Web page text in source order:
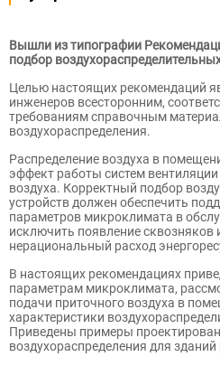
Вышли из типографии
подбор
Целью настоящих рекомендаций
инженеров всесторонним,
требованиям справочным
воздухораспределения.
Распределение воздуха в
эффект работы систем
воздуха. Корректный подбор
устройств должен обеспечить
параметров микроклимата в
исключить появление сквозняков
нерациональный расход
В настоящих рекомендациях
параметрам микроклимата,
подачи приточного воздуха в
характеристики
Приведены примеры
воздухораспределения для